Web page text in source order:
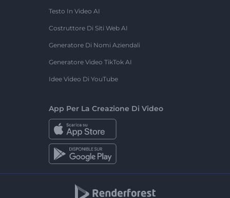
Testo In Video AI
Costruttore Di Siti Web AI
Generatore Di Nomi Aziendali
Generatore Video TikTok AI
Idee Video Di YouTube
App Per La Creazione Di Video